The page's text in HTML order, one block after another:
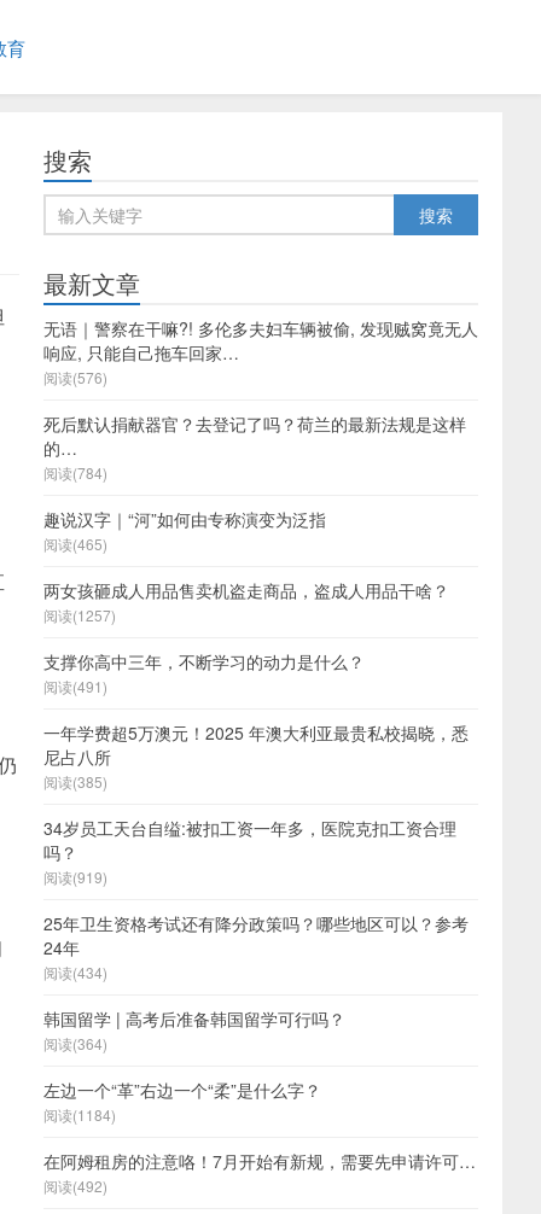
育
搜索
最新文章
无语｜警察在干嘛?! 多伦多夫妇车辆被偷, 发现贼窝竟无人
响应, 只能自己拖车回家…
阅读(576)
死后默认捐献器官？去登记了吗？荷兰的最新法规是这样
的…
阅读(784)
趣说汉字｜“河”如何由专称演变为泛指
阅读(465)
两女孩砸成人用品售卖机盗走商品，盗成人用品干啥？
阅读(1257)
支撑你高中三年，不断学习的动力是什么？
阅读(491)
一年学费超5万澳元！2025 年澳大利亚最贵私校揭晓，悉
尼占八所
阅读(385)
34岁员工天台自缢:被扣工资一年多，医院克扣工资合理
吗？
阅读(919)
25年卫生资格考试还有降分政策吗？哪些地区可以？参考
24年
阅读(434)
韩国留学 | 高考后准备韩国留学可行吗？
阅读(364)
左边一个“革”右边一个“柔”是什么字？
阅读(1184)
在阿姆租房的注意咯！7月开始有新规，需要先申请许可…
阅读(492)